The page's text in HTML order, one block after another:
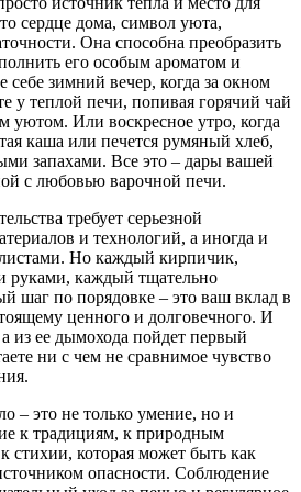
сердце дома, символ уюта,
Она способна преобразить
его особым ароматом и
себе зимний вечер, когда за окном
у теплой печи, попивая горячий чай
уютом. Или воскресное утро, когда
каша или печется румяный хлеб,
запахами. Все это – дары вашей
с любовью варочной печи.
требует серьезной
и технологий, а иногда и
Но каждый кирпичик,
руками, каждый тщательно
шаг по порядовке – это ваш вклад в
ценного и долговечного. И
а из ее дымохода пойдет первый
ни с чем не сравнимое чувство
– это не только умение, но и
к традициям, к природным
стихии, которая может быть как
опасности. Соблюдение